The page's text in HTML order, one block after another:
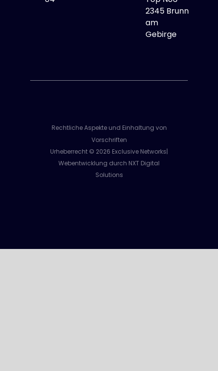
2345 Brunn
am
Gebirge
Rechtliche Aspekte und Einhaltung von
Vorschriften
Urheberrecht © 2026 Exclusive Networks|
Webentwicklung durch NXT Digital
Solutions